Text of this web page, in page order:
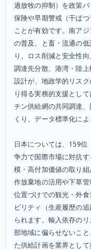
過放牧の抑制）を政策
保険や早期警戒（干ば
ことが有効です。南ア
の普及、と畜・流通の
り、ロス削減と安全性
調達先分散、港湾・陸
設計が、地政学的リス
り得る実務的支援とし
チン供給網の共同調達
くり、データ標準化に
日本については、159
争力で国際市場に対抗
模・高付加価値の取り
作放棄地の活用や下草
位置づけでの観光・外
ビリティ（生産履歴の
られます。輸入依存の
部地域に偏らせないこ
た供給計画を業界とし